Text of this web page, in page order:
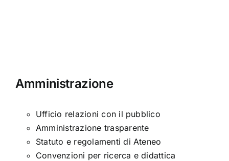
Amministrazione
Ufficio relazioni con il pubblico
Amministrazione trasparente
Statuto e regolamenti di Ateneo
Convenzioni per ricerca e didattica